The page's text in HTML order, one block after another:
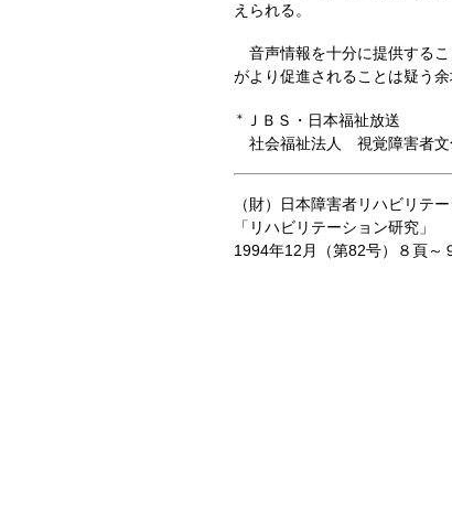
えられる。
音声情報を十分に提供するこ
がより促進されることは疑う余
＊
ＪＢＳ・日本福祉放送
社会福祉法人 視覚障害者
（財）日本障害者リハビリテ
「リハビリテーション研究」
1994年12月（第82号）８頁～